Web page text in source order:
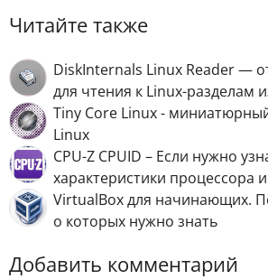
Читайте также
DiskInternals Linux Reader —
для чтения к Linux-разделам
Tiny Core Linux -
Linux
CPU-Z CPUID – Если нужно
характеристики процессора
VirtualBox для начинающих.
о которых нужно знать
Добавить комментарий